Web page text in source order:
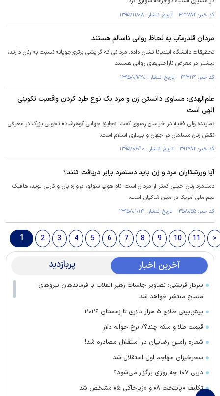
کد خبر: ۴۲۲۸۷۲ تاریخ انتشار : ۱۳۹۵/۱۱/۰۸
مردان قلدرمآب به لحاظ روانی ناسالم هستند
تحقیقات دانشگاه ایندیانا نشان داده، مردانی که گرایشی برتری‌جویانه نسبت به زنان دارند،
بیشتر در معرض ناراحتی‌های روانی هستند.
کد خبر: ۴۱۳۱۱۴ تاریخ انتشار : ۱۳۹۵/۰۹/۲۰
علم‌الهدی: مساوی دانستن زن و مرد یک نوع طرد کردن واقعیت تکوینی
الهی است
نماینده ولی فقیه در خراسان رضوی گفت: «جایزه جهانی گوهرشاد» تحولی بزرگ در معرفی
نقش زنان مسلمان در جهان و بیداری اسلام است.
کد خبر: ۳۹۲۹۷۲ تاریخ انتشار : ۱۳۹۵/۰۶/۱۰
آیا ورزشکاران مرد و زن باید دستمزد برابر دریافت کنند؟
دستمزد زنان خیلی کمتر از مردان است. نام هوپ سولو، دروازه بان و کارلی لوید، هافبک
تیم ملی آمریکا در میان شاکیان است.
کد خبر: ۳۵۸۰۵۵ تاریخ انتشار : ۱۳۹۵/۰۱/۱۴
1 2 3 4 5 6 7 8 9 10 11 >
آخرین اخبار پربازدید
سردار قریشی: تصاویر جلسات رهبر انقلاب با فرماندهان نیرو‌های
مسلح منتشر خواهد شد
پیش‌بینی طلای ۵ هزار دلاری تا زمستان ۲۰۲۶
قیمت طلا و سکه چند؟/ نرخ حواله دلار
شماره رامین رضاییان در استقلال مصادره شد!
سحرخیزان مهاجم اول استقلال شد
دربی ۱۰۷ چه روزی برگزار می‌شود؟
تکلیف «پایتخت ۸» و «زیرخاکی ۵» مشخص شد